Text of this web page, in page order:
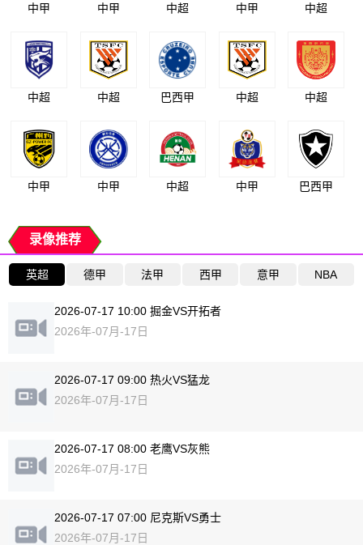
中甲 中甲 中超 中甲 中超
中超 中超 巴西甲 中超 中超
中甲 中甲 中超 中甲 巴西甲
录像推荐
英超 德甲 法甲 西甲 意甲 NBA
2026-07-17 10:00 掘金VS开拓者
2026年-07月-17日
2026-07-17 09:00 热火VS猛龙
2026年-07月-17日
2026-07-17 08:00 老鹰VS灰熊
2026年-07月-17日
2026-07-17 07:00 尼克斯VS勇士
2026年-07月-17日